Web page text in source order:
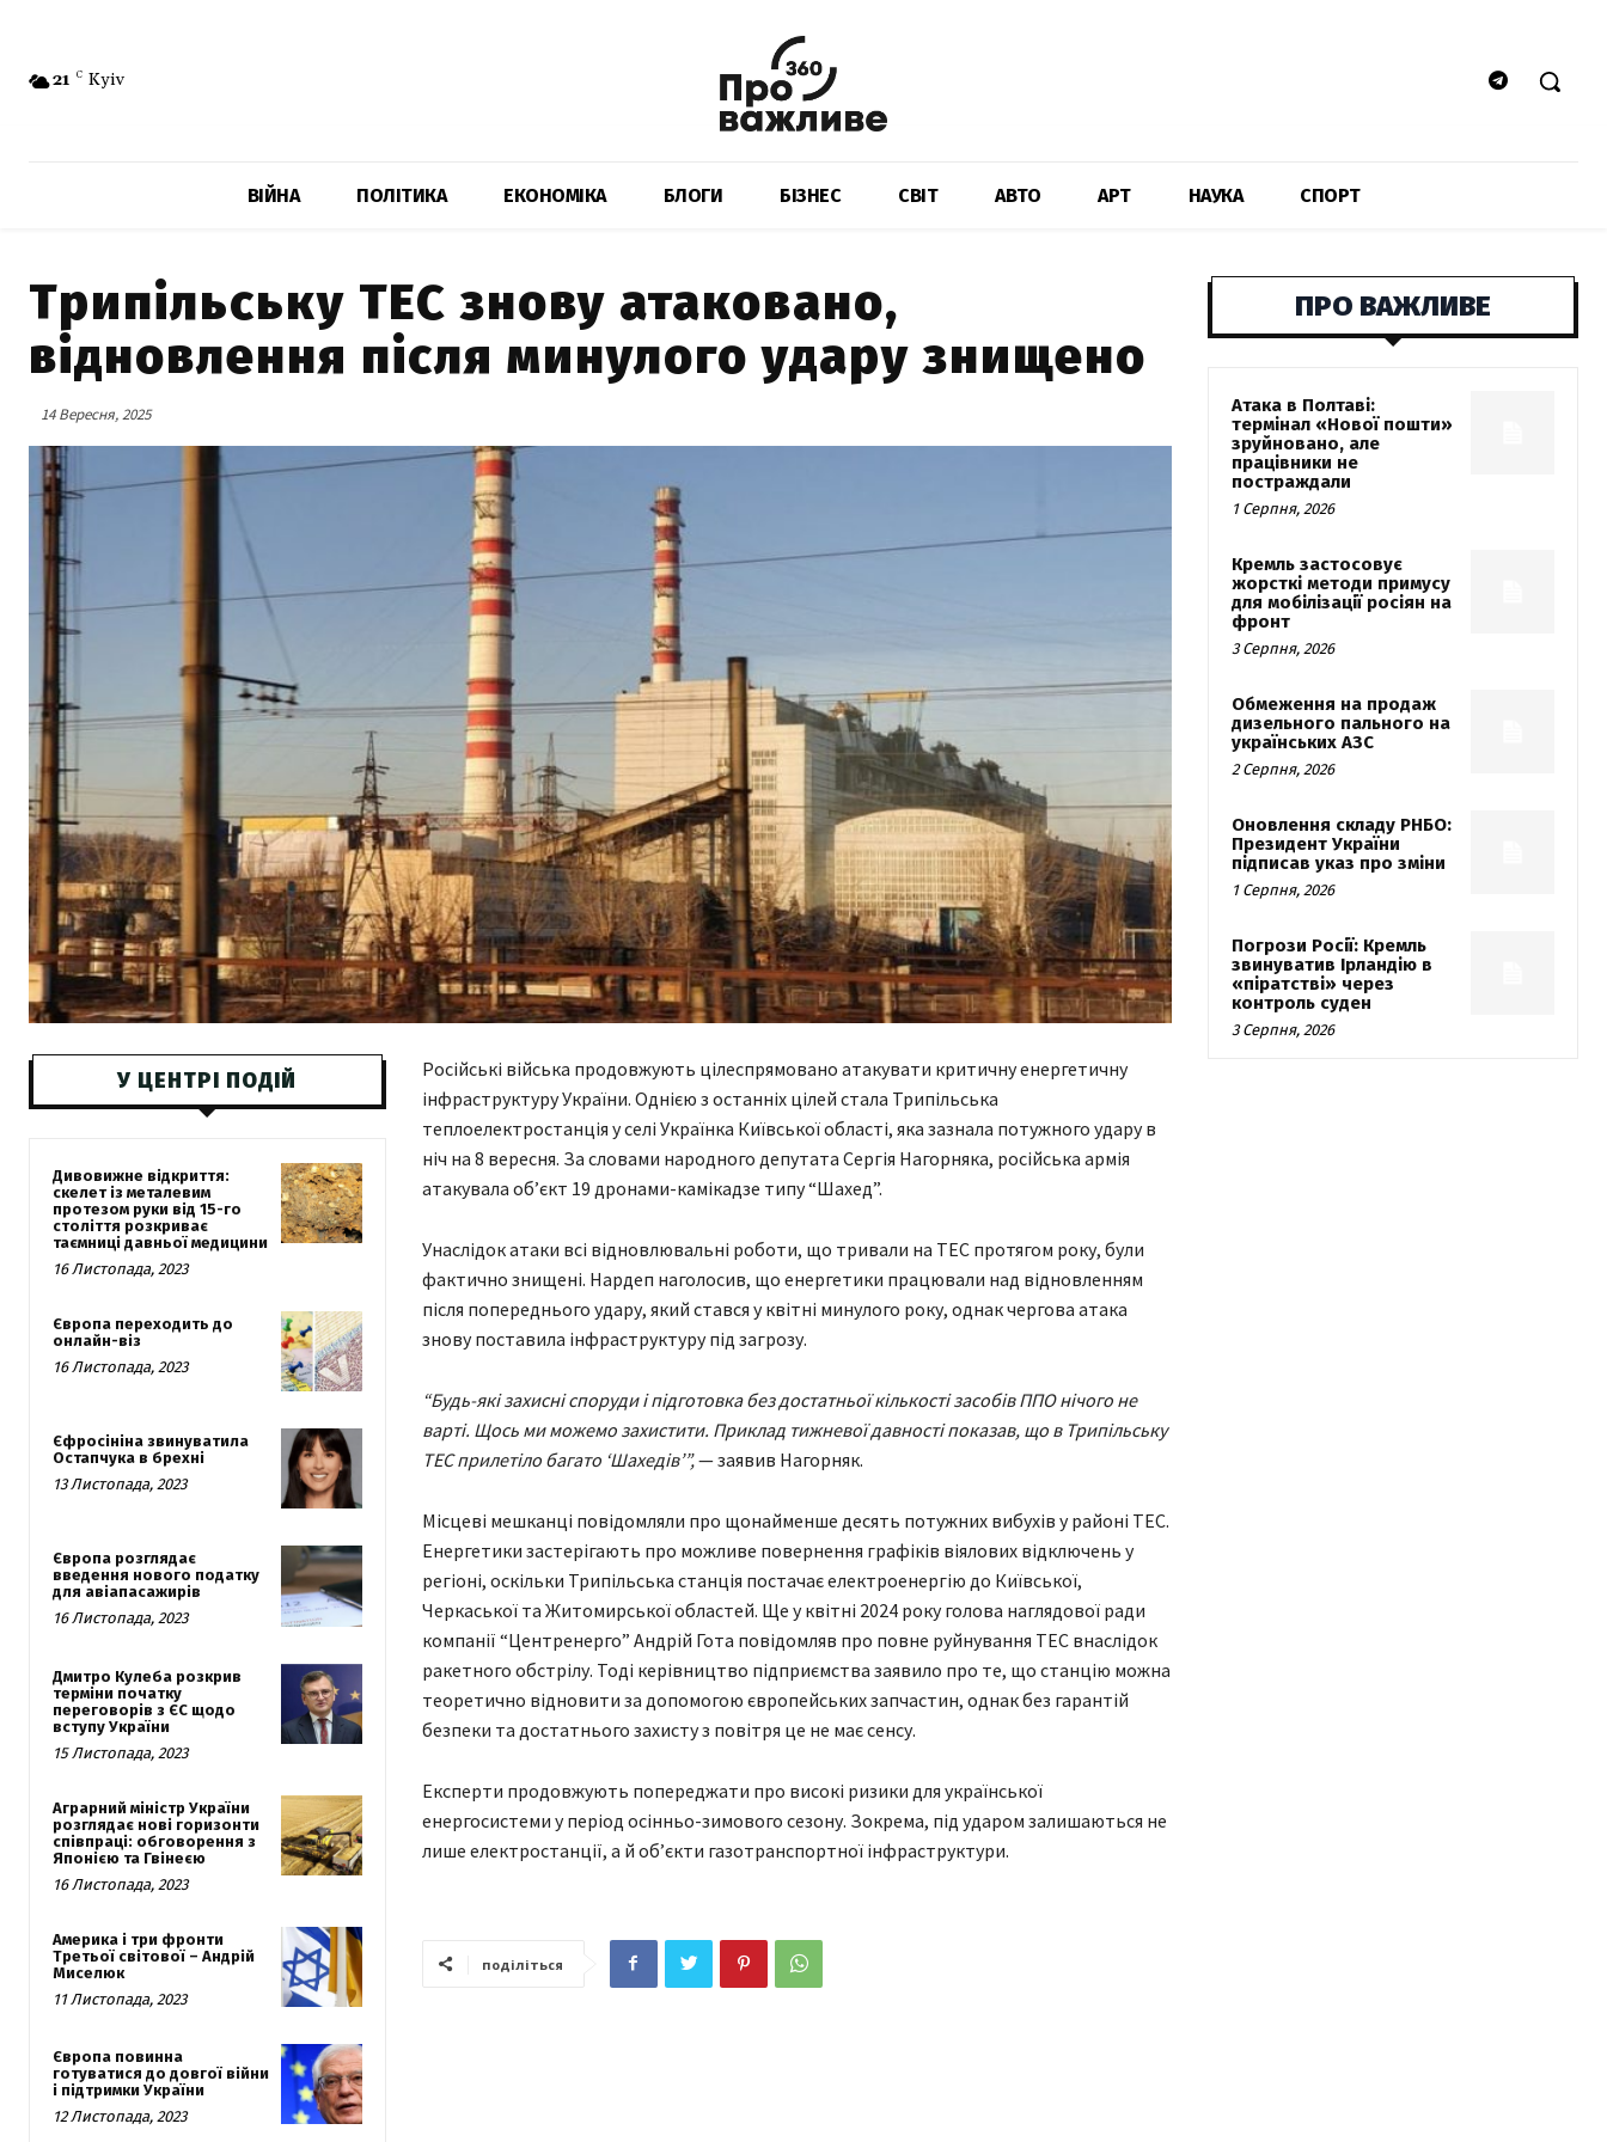
21 C Kyiv
ВІЙНА ПОЛІТИКА ЕКОНОМІКА БЛОГИ БІЗНЕС СВІТ АВТО АРТ НАУКА СПОРТ
Трипільську ТЕС знову атаковано,
відновлення після минулого удару знищено
14 Вересня, 2025
У ЦЕНТРІ ПОДІЙ
Дивовижне відкриття:
скелет із металевим
протезом руки від 15-го
століття розкриває
таємниці давньої медицини
16 Листопада, 2023
Європа переходить до
онлайн-віз
16 Листопада, 2023
Єфросініна звинуватила
Остапчука в брехні
13 Листопада, 2023
Європа розглядає
введення нового податку
для авіапасажирів
16 Листопада, 2023
Дмитро Кулеба розкрив
терміни початку
переговорів з ЄС щодо
вступу України
15 Листопада, 2023
Аграрний міністр України
розглядає нові горизонти
співпраці: обговорення з
Японією та Гвінеєю
16 Листопада, 2023
Америка і три фронти
Третьої світової – Андрій
Миселюк
11 Листопада, 2023
Європа повинна
готуватися до довгої війни
і підтримки України
12 Листопада, 2023
Російські війська продовжують цілеспрямовано атакувати критичну енергетичну
інфраструктуру України. Однією з останніх цілей стала Трипільська
теплоелектростанція у селі Українка Київської області, яка зазнала потужного удару в
ніч на 8 вересня. За словами народного депутата Сергія Нагорняка, російська армія
атакувала об’єкт 19 дронами-камікадзе типу “Шахед”.
Унаслідок атаки всі відновлювальні роботи, що тривали на ТЕС протягом року, були
фактично знищені. Нардеп наголосив, що енергетики працювали над відновленням
після попереднього удару, який стався у квітні минулого року, однак чергова атака
знову поставила інфраструктуру під загрозу.
“Будь-які захисні споруди і підготовка без достатньої кількості засобів ППО нічого не
варті. Щось ми можемо захистити. Приклад тижневої давності показав, що в Трипільську
ТЕС прилетіло багато ‘Шахедів’”,— заявив Нагорняк.
Місцеві мешканці повідомляли про щонайменше десять потужних вибухів у районі ТЕС.
Енергетики застерігають про можливе повернення графіків віялових відключень у
регіоні, оскільки Трипільська станція постачає електроенергію до Київської,
Черкаської та Житомирської областей. Ще у квітні 2024 року голова наглядової ради
компанії “Центренерго” Андрій Гота повідомляв про повне руйнування ТЕС внаслідок
ракетного обстрілу. Тоді керівництво підприємства заявило про те, що станцію можна
теоретично відновити за допомогою європейських запчастин, однак без гарантій
безпеки та достатнього захисту з повітря це не має сенсу.
Експерти продовжують попереджати про високі ризики для української
енергосистеми у період осінньо-зимового сезону. Зокрема, під ударом залишаються не
лише електростанції, а й об’єкти газотранспортної інфраструктури.
поділіться
ПРО ВАЖЛИВЕ
Атака в Полтаві:
термінал «Нової пошти»
зруйновано, але
працівники не
постраждали
1 Серпня, 2026
Кремль застосовує
жорсткі методи примусу
для мобілізації росіян на
фронт
3 Серпня, 2026
Обмеження на продаж
дизельного пального на
українських АЗС
2 Серпня, 2026
Оновлення складу РНБО:
Президент України
підписав указ про зміни
1 Серпня, 2026
Погрози Росії: Кремль
звинуватив Ірландію в
«піратстві» через
контроль суден
3 Серпня, 2026